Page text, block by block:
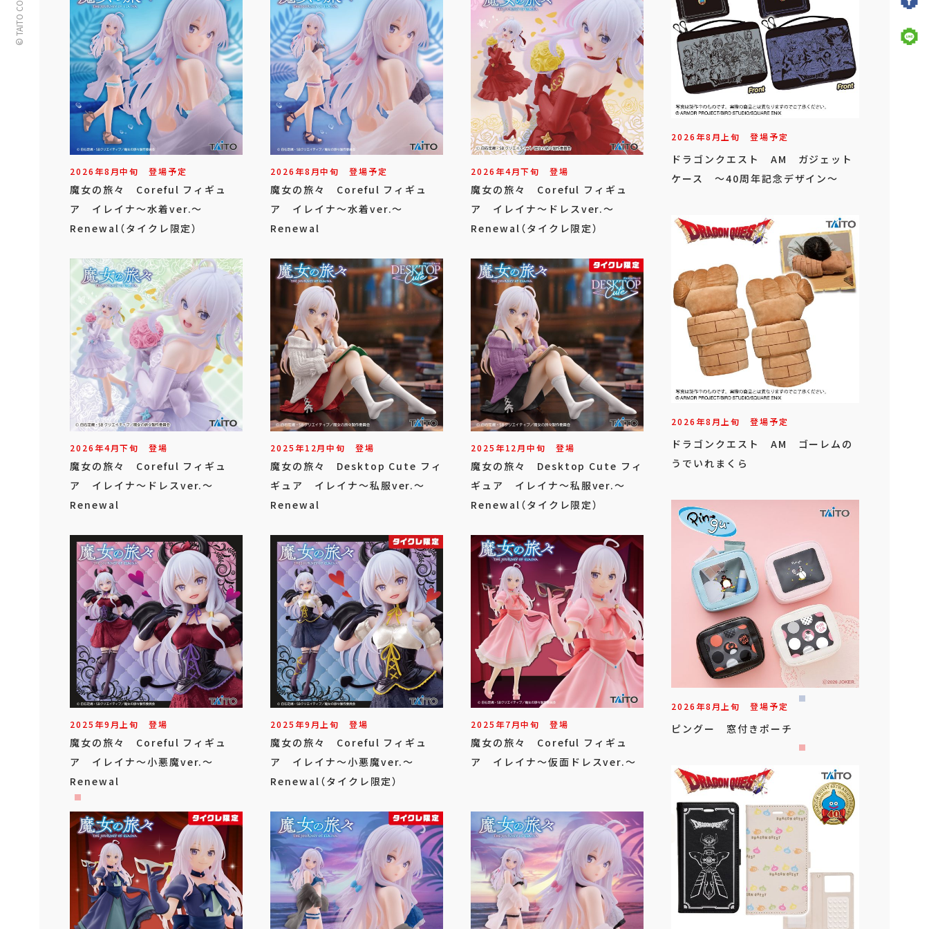
2026年8月中旬 登場予定
魔女の旅々 Coreful フィギュ
ア イレイナ～水着ver.～
Renewal（タイクレ限定）
2026年8月中旬 登場予定
魔女の旅々 Coreful フィギュ
ア イレイナ～水着ver.～
Renewal
2026年4月下旬 登場
魔女の旅々 Coreful フィギュ
ア イレイナ～ドレスver.～
Renewal（タイクレ限定）
2026年4月下旬 登場
魔女の旅々 Coreful フィギュ
ア イレイナ～ドレスver.～
Renewal
2025年12月中旬 登場
魔女の旅々 Desktop Cute フィ
ギュア イレイナ～私服ver.～
Renewal
2025年12月中旬 登場
魔女の旅々 Desktop Cute フィ
ギュア イレイナ～私服ver.～
Renewal（タイクレ限定）
2025年9月上旬 登場
魔女の旅々 Coreful フィギュ
ア イレイナ～小悪魔ver.～
Renewal
2025年9月上旬 登場
魔女の旅々 Coreful フィギュ
ア イレイナ～小悪魔ver.～
Renewal（タイクレ限定）
2025年7月中旬 登場
魔女の旅々 Coreful フィギュ
ア イレイナ～仮面ドレスver.～
2026年8月上旬 登場予定
ドラゴンクエスト AM ガジェット
ケース ～40周年記念デザイン～
2026年8月上旬 登場予定
ドラゴンクエスト AM ゴーレムの
うでいれまくら
2026年8月上旬 登場予定
ピングー 窓付きポーチ